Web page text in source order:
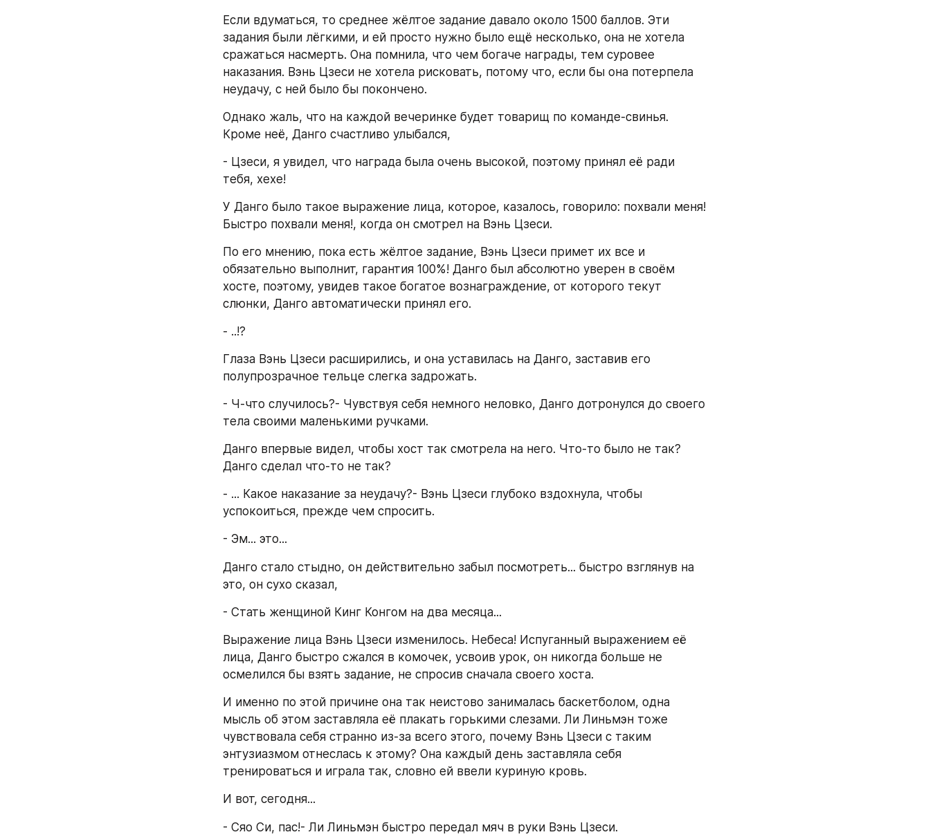
Если вдуматься, то среднее жёлтое задание давало около 1500 баллов. Эти
задания были лёгкими, и ей просто нужно было ещё несколько, она не хотела
сражаться насмерть. Она помнила, что чем богаче награды, тем суровее
наказания. Вэнь Цзеси не хотела рисковать, потому что, если бы она потерпела
неудачу, с ней было бы покончено.
Однако жаль, что на каждой вечеринке будет товарищ по команде-свинья.
Кроме неё, Данго счастливо улыбался,
- Цзеси, я увидел, что награда была очень высокой, поэтому принял её ради
тебя, хехе!
У Данго было такое выражение лица, которое, казалось, говорило: похвали меня!
Быстро похвали меня!, когда он смотрел на Вэнь Цзеси.
По его мнению, пока есть жёлтое задание, Вэнь Цзеси примет их все и
обязательно выполнит, гарантия 100%! Данго был абсолютно уверен в своём
хосте, поэтому, увидев такое богатое вознаграждение, от которого текут
слюнки, Данго автоматически принял его.
- ..!?
Глаза Вэнь Цзеси расширились, и она уставилась на Данго, заставив его
полупрозрачное тельце слегка задрожать.
- Ч-что случилось?- Чувствуя себя немного неловко, Данго дотронулся до своего
тела своими маленькими ручками.
Данго впервые видел, чтобы хост так смотрела на него. Что-то было не так?
Данго сделал что-то не так?
- ... Какое наказание за неудачу?- Вэнь Цзеси глубоко вздохнула, чтобы
успокоиться, прежде чем спросить.
- Эм... это...
Данго стало стыдно, он действительно забыл посмотреть... быстро взглянув на
это, он сухо сказал,
- Стать женщиной Кинг Конгом на два месяца...
Выражение лица Вэнь Цзеси изменилось. Небеса! Испуганный выражением её
лица, Данго быстро сжался в комочек, усвоив урок, он никогда больше не
осмелился бы взять задание, не спросив сначала своего хоста.
И именно по этой причине она так неистово занималась баскетболом, одна
мысль об этом заставляла её плакать горькими слезами. Ли Линьмэн тоже
чувствовала себя странно из-за всего этого, почему Вэнь Цзеси с таким
энтузиазмом отнеслась к этому? Она каждый день заставляла себя
тренироваться и играла так, словно ей ввели куриную кровь.
И вот, сегодня...
- Сяо Си, пас!- Ли Линьмэн быстро передал мяч в руки Вэнь Цзеси.